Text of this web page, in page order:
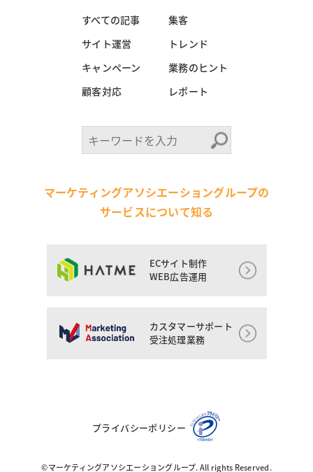
すべての記事
集客
サイト運営
トレンド
キャンペーン
業務のヒント
顧客対応
レポート
マーケティングアソシエーショングループの
サービスについて知る
ECサイト制作
WEB広告運用
カスタマーサポート
受注処理業務
プライバシーポリシー
©マーケティングアソシエーショングループ. All rights Reserved.